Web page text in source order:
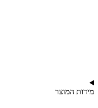
מידות המוצר